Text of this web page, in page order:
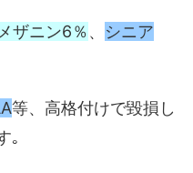
メザニン6％、 シニア
等、高格付けで毀損し
｡